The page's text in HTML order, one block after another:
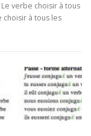
verbe choisir à tous
choisir à tous les